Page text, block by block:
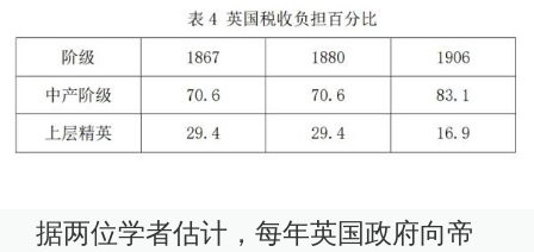
据两位学者估计，每年英国政府向帝